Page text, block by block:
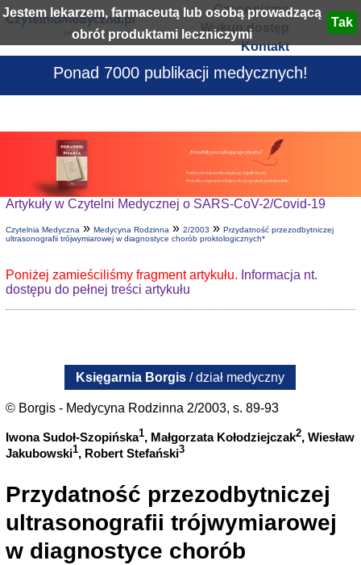
Jestem lekarzem, farmaceutą lub osobą prowadzącą
obrót produktami leczniczymi
Czasopisma
Wykup dostęp
Kontakt
Ponad 7000 publikacji medycznych!
Artykuły w Czytelni Medycznej o SARS-CoV-2/Covid-19
Czytelnia Medyczna» Medycyna Rodzinna» 2/2003 » Przydatność przezodbytniczej
ultrasonografii trójwymiarowej w diagnostyce chorób proktologicznych*
Poniżej zamieściliśmy fragment artykułu. Informacja nt.
dostępu do pełnej treści artykułu
Księgarnia Borgis / dział medyczny
© Borgis - Medycyna Rodzinna 2/2003, s. 89-93
Iwona Sudoł-Szopińska1, Małgorzata Kołodziejczak2, Wiesław
Jakubowski1, Robert Stefański3
Przydatność przezodbytniczej
ultrasonografii trójwymiarowej
w diagnostyce chorób